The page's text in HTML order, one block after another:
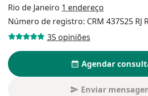
Rio de Janeiro 1 endereço
Número de registro: CRM 437525 RJ
35 opiniões
Agendar
Enviar